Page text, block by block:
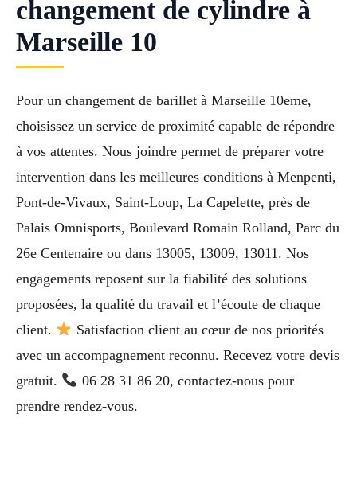
changement de cylindre à
Marseille 10
Pour un changement de barillet à Marseille 10eme,
choisissez un service de proximité capable de répondre
à vos attentes. Nous joindre permet de préparer votre
intervention dans les meilleures conditions à Menpenti,
Pont-de-Vivaux, Saint-Loup, La Capelette, près de
Palais Omnisports, Boulevard Romain Rolland, Parc du
26e Centenaire ou dans 13005, 13009, 13011. Nos
engagements reposent sur la fiabilité des solutions
proposées, la qualité du travail et l’écoute de chaque
client.
Satisfaction client au cœur de nos priorités
avec un accompagnement reconnu. Recevez votre devis
gratuit.
06 28 31 86 20, contactez-nous pour
prendre rendez-vous.